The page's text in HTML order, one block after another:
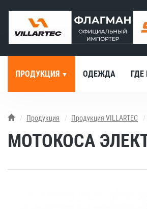
ПРОДУКЦИЯ ОДЕЖДА ГДЕ
Продукция Продукция VILLARTEC
МОТОКОСА